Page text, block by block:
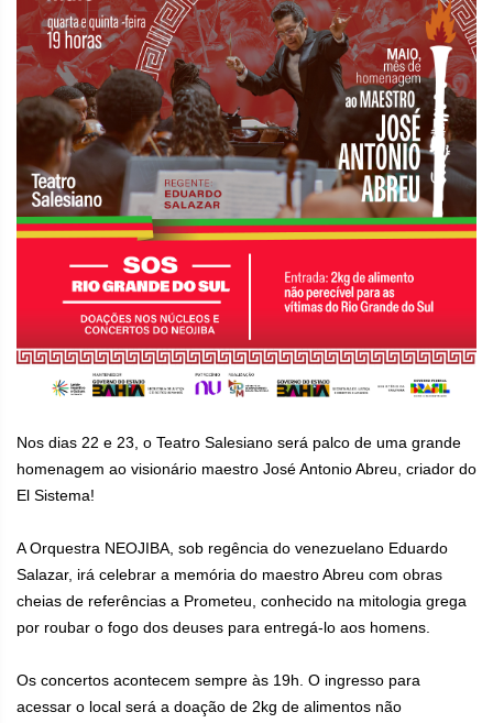
Nos dias 22 e 23, o Teatro Salesiano será palco de uma grande
homenagem ao visionário maestro José Antonio Abreu, criador do
El Sistema!
A Orquestra NEOJIBA, sob regência do venezuelano Eduardo
Salazar, irá celebrar a memória do maestro Abreu com obras
cheias de referências a Prometeu, conhecido na mitologia grega
por roubar o fogo dos deuses para entregá-lo aos homens.
Os concertos acontecem sempre às 19h. O ingresso para
acessar o local será a doação de 2kg de alimentos não